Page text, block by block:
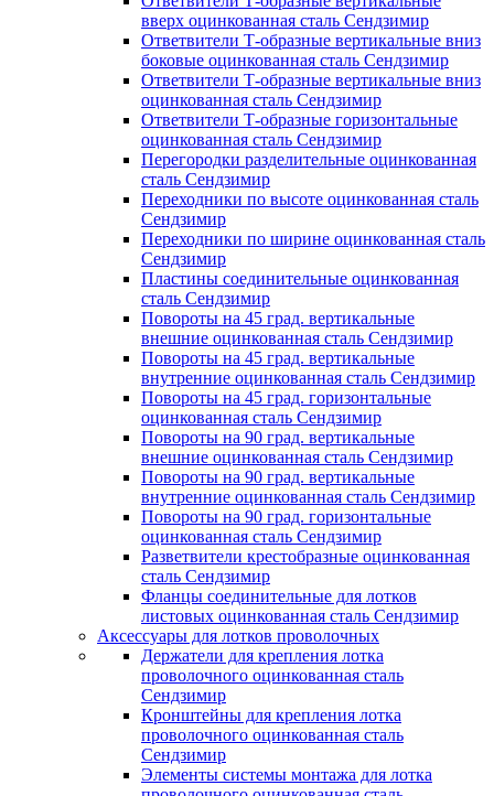
вверх оцинкованная сталь Сендзимир
Ответвители Т-образные вертикальные вниз
боковые оцинкованная сталь Сендзимир
Ответвители Т-образные вертикальные вниз
оцинкованная сталь Сендзимир
Ответвители Т-образные горизонтальные
оцинкованная сталь Сендзимир
Перегородки разделительные оцинкованная
сталь Сендзимир
Переходники по высоте оцинкованная сталь
Сендзимир
Переходники по ширине оцинкованная сталь
Сендзимир
Пластины соединительные оцинкованная
сталь Сендзимир
Повороты на 45 град. вертикальные
внешние оцинкованная сталь Сендзимир
Повороты на 45 град. вертикальные
внутренние оцинкованная сталь Сендзимир
Повороты на 45 град. горизонтальные
оцинкованная сталь Сендзимир
Повороты на 90 град. вертикальные
внешние оцинкованная сталь Сендзимир
Повороты на 90 град. вертикальные
внутренние оцинкованная сталь Сендзимир
Повороты на 90 град. горизонтальные
оцинкованная сталь Сендзимир
Разветвители крестобразные оцинкованная
сталь Сендзимир
Фланцы соединительные для лотков
листовых оцинкованная сталь Сендзимир
Аксессуары для лотков проволочных
Держатели для крепления лотка
проволочного оцинкованная сталь
Сендзимир
Кронштейны для крепления лотка
проволочного оцинкованная сталь
Сендзимир
Элементы системы монтажа для лотка